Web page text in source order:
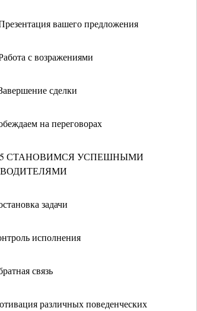
вашего предложения
с возражениями
сделки
на переговорах
5 СТАНОВИМСЯ УСПЕШНЫМИ
задачи
исполнения
связь
различных поведенческих